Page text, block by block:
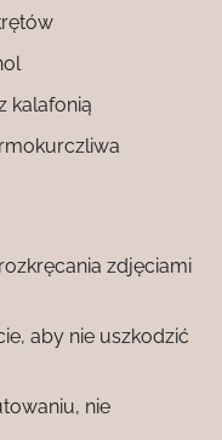
kalafonią
zdjęciami
aby nie uszkodzić
nie